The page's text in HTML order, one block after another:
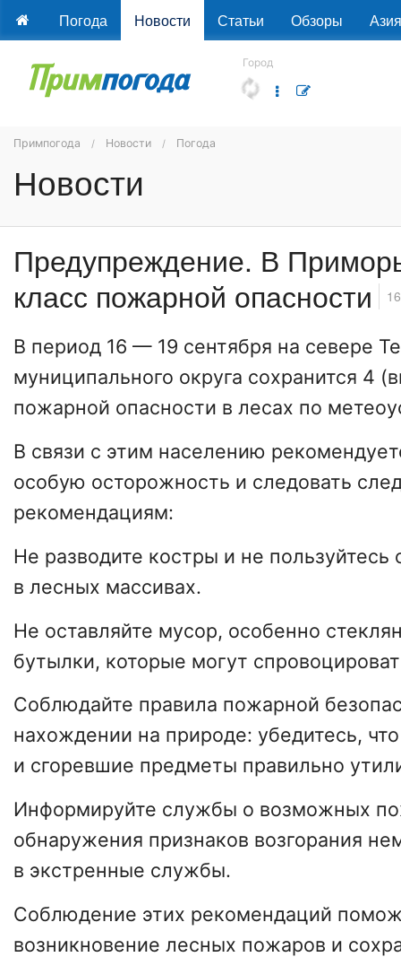
Погода Новости Статьи Обзоры Азия
Город
Примпогода Новости Погода
Новости
Предупреждение. В
класс пожарной опасности
В период 16 — 19 сентября на севере
муниципального округа сохранится 4
пожарной опасности в лесах по
В связи с этим населению
особую осторожность и следовать
рекомендациям:
Не разводите костры и не
в лесных массивах.
Не оставляйте мусор, особенно
бутылки, которые могут
Соблюдайте правила пожарной
нахождении на природе: убедитесь,
и сгоревшие предметы правильно
Информируйте службы о возможных
обнаружения признаков возгорания
в экстренные службы.
Соблюдение этих рекомендаций
возникновение лесных пожаров и